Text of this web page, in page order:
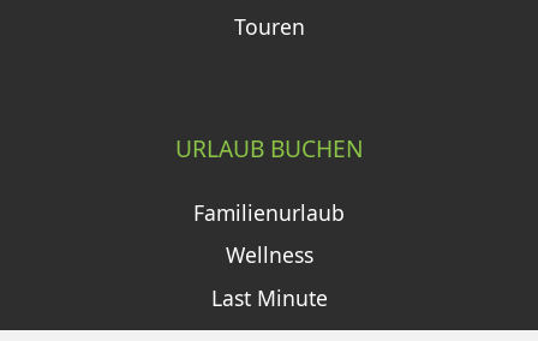
Touren
URLAUB BUCHEN
Familienurlaub
Wellness
Last Minute